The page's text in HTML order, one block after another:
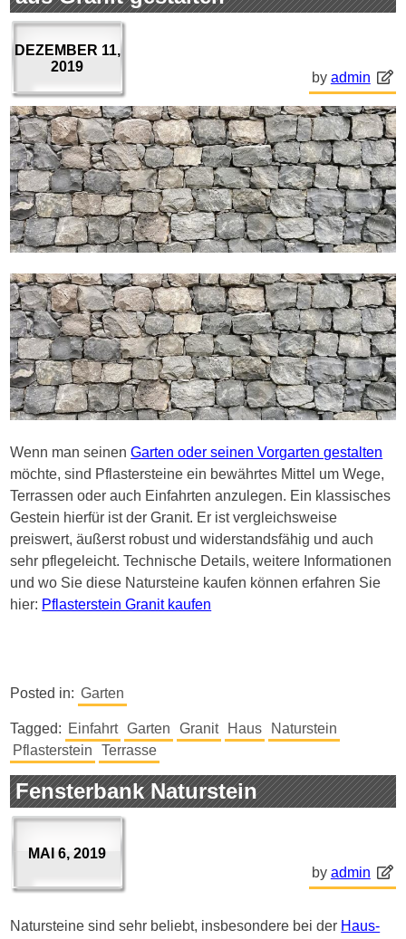
DEZEMBER 11,
2019
by admin
Wenn man seinenGarten oder seinen Vorgarten gestalten
möchte, sind Pflastersteine ein bewährtes Mittel um Wege,
Terrassen oder auch Einfahrten anzulegen. Ein klassisches
Gestein hierfür ist der Granit. Er ist vergleichsweise
preiswert, äußerst robust und widerstandsfähig und auch
sehr pflegeleicht. Technische Details, weitere Informationen
und wo Sie diese Natursteine kaufen können erfahren Sie
hier: Pflasterstein Granit kaufen
Posted in: Garten
Tagged: Einfahrt Garten Granit Haus
Naturstein
Pflasterstein
Terrasse
Fensterbank Naturstein
MAI 6, 2019
by admin
Natursteine sind sehr beliebt, insbesondere bei der Haus-